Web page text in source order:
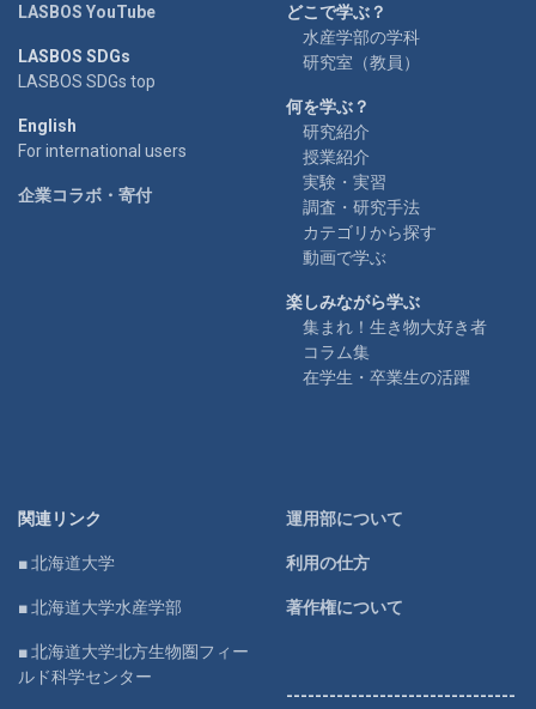
LASBOS YouTube
LASBOS SDGs
LASBOS SDGs top
English
For international users
企業コラボ・寄付
どこで学ぶ？
水産学部の学科
研究室（教員）
何を学ぶ？
研究紹介
授業紹介
実験・実習
調査・研究手法
カテゴリから探す
動画で学ぶ
楽しみながら学ぶ
集まれ！生き物大好き者
コラム集
在学生・卒業生の活躍
関連リンク
■ 北海道大学
■ 北海道大学水産学部
■ 北海道大学北方生物圏フィー
ルド科学センター
運用部について
利用の仕方
著作権について
--------------------------------